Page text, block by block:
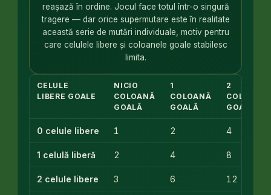
reașază în ordine. Jocul face totul într-o singură
tragere — dar orice supermutare este în realitate
această serie de mutări individuale, motiv pentru
care celulele libere și coloanele goale stabilesc
limita.
CELULE
LIBERE GOALE
NICIO
COLOANĂ
GOALĂ
1
COLOANĂ
GOALĂ
2
COLOANE
GOALE
0 celule libere 1 2 4
1 celulă liberă 2 4 8
2 celule libere 3 6 12